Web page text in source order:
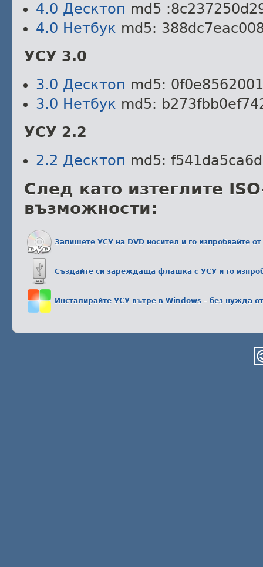
4.0 Десктоп md5
4.0 Нетбук md5:
УСУ 3.0
3.0 Десктоп md5:
3.0 Нетбук md5:
УСУ 2.2
2.2 Десктоп md5:
След като изтеглите
възможности:
Запишете УСУ на DVD носител и го изпробвайте от
Създайте си зареждаща флашка с УСУ и го
Инсталирайте УСУ вътре в Windows – без нужда